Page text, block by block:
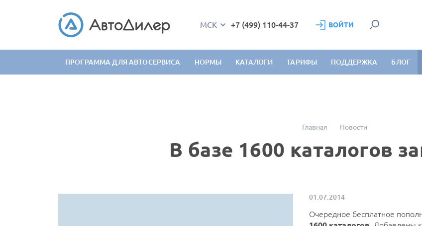
МСК +7 (499) 110-44-37 ВОЙТИ
ПРОГРАММА ДЛЯ АВТОСЕРВИСА НОРМЫ КАТАЛОГИ ТАРИФЫ ПОДДЕРЖКА БЛОГ
Главная Новости
В базе 1600 каталогов
01.07.2014
Очередное бесплатное